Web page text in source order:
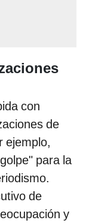
con
de
ejemplo,
para la
de
y